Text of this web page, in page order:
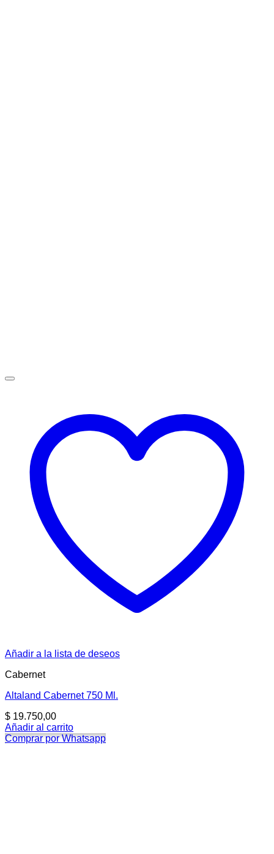
Añadir a la lista de deseos
Cabernet
Altaland Cabernet 750 Ml.
$ 19.750,00
Añadir al carrito
Comprar por Whatsapp